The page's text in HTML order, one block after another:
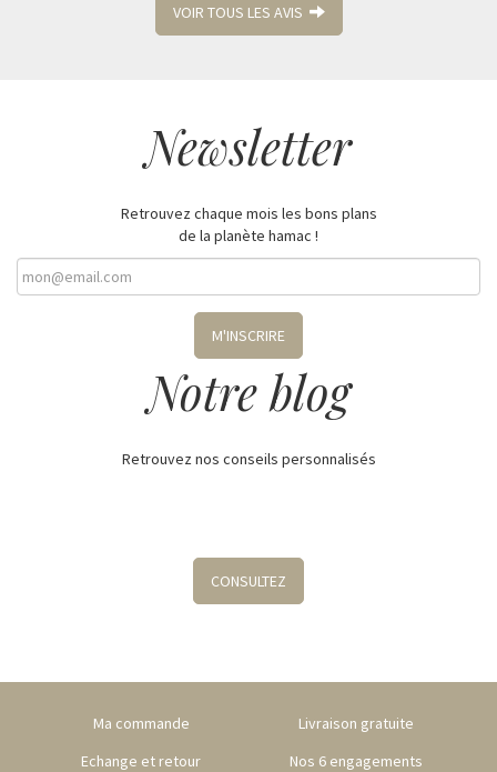
VOIR TOUS LES AVIS
Newsletter
Retrouvez chaque mois les bons plans
de la planète hamac !
M'INSCRIRE
Notre blog
Retrouvez nos conseils personnalisés
CONSULTEZ
Ma commande
Livraison gratuite
Echange et retour
Nos 6 engagements